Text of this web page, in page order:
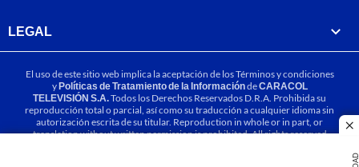
LEGAL
El uso de este sitio web implica la aceptación de losTérminos y condiciones
yPolíticas de Tratamiento de la InformacióndeCARACOL
TELEVISIÓN S.A.Todos los Derechos Reservados D.R.A. Prohibida su
reproducción total o parcial, así como su traducción a cualquier idioma sin
autorización escrita de su titular. Reproduction in whole or in part, or
translation without written permission is prohibited. All rights reserved